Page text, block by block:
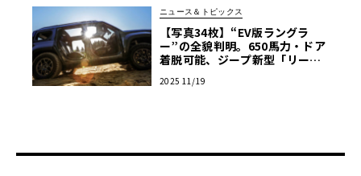
ニュース＆トピックス
【写真34枚】“EV版ラングラ
ー”の全貌判明。650馬力・ドア
着脱可能、ジープ新型「リーコ
2025 11/19